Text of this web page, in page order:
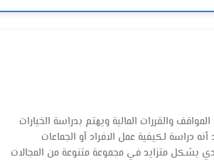
والقررات المالية ويهتم بدراسة الخيارات
دراسة لكيفية عمل الافراد أو الجماعات
بشكل متزايد في مجموعة متنوعة من المجالات